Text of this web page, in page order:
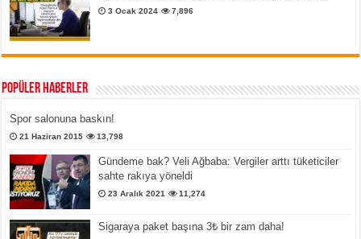
3 Ocak 2024 7,896
Popüler Haberler
Spor salonuna baskın!
21 Haziran 2015 13,798
Gündeme bak? Veli Ağbaba: Vergiler arttı tüketiciler
sahte rakıya yöneldi
23 Aralık 2021 11,274
Sigaraya paket başına 3₺ bir zam daha!